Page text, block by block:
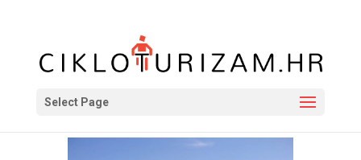
Select Page